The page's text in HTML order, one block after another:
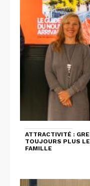
ATTRACTIVITÉ :
TOUJOURS PLUS
FAMILLE